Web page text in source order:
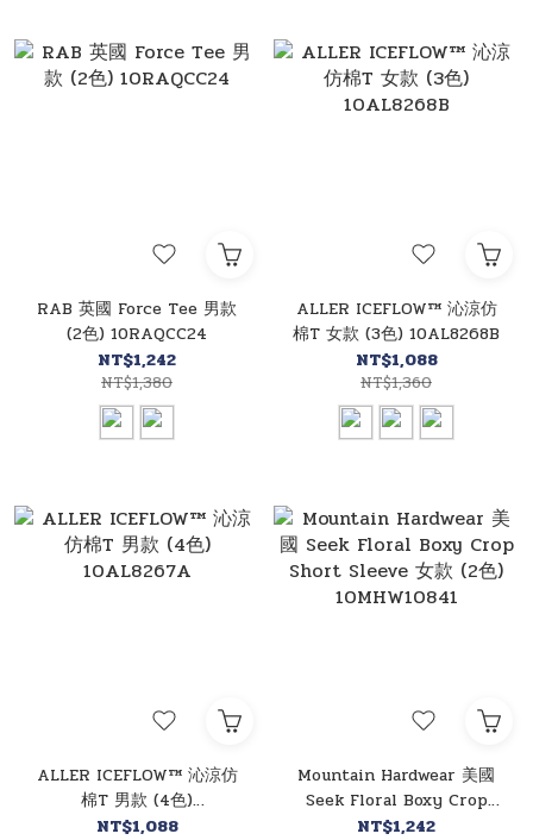
RAB 英國 Force Tee 男款
(2色) 10RAQCC24
NT$1,242
NT$1,380
ALLER ICEFLOW™ 沁涼仿
棉T 女款 (3色) 10AL8268B
NT$1,088
NT$1,360
ALLER ICEFLOW™ 沁涼仿
棉T 男款 (4色)
10AL8267A
NT$1,088
Mountain Hardwear 美國
Seek Floral Boxy Crop
Short Sleeve 女款 (2色)
NT$1,242